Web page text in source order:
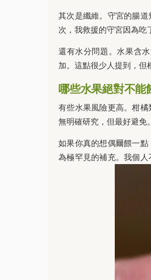
其次是纖維。守宮的腸
次，我救援的守宮因為吃
還有水分問題。水果含
加。這點很少人提到，但
哪些水果絕對不能
有些水果風險更高。柑
無明確研究，但最好避免
如果你真的想偶爾餵一
為極罕見的補充。我個